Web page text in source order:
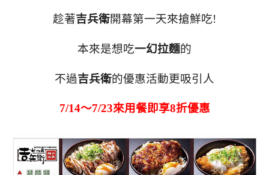
趁著吉兵衛開幕第一天來搶鮮吃!
本來是想吃一幻拉麵的
不過吉兵衛的優惠活動更吸引人
7/14～7/23來用餐即享8折優惠